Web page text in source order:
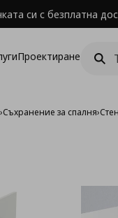
си с безплатна
Проектиране
›Съхранение за спалня›